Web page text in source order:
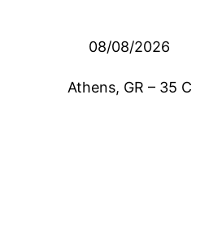
08/08/2026
Athens, GR – 35 C